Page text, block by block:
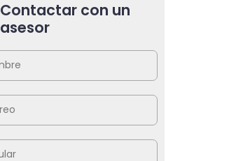
Contactar con un
asesor